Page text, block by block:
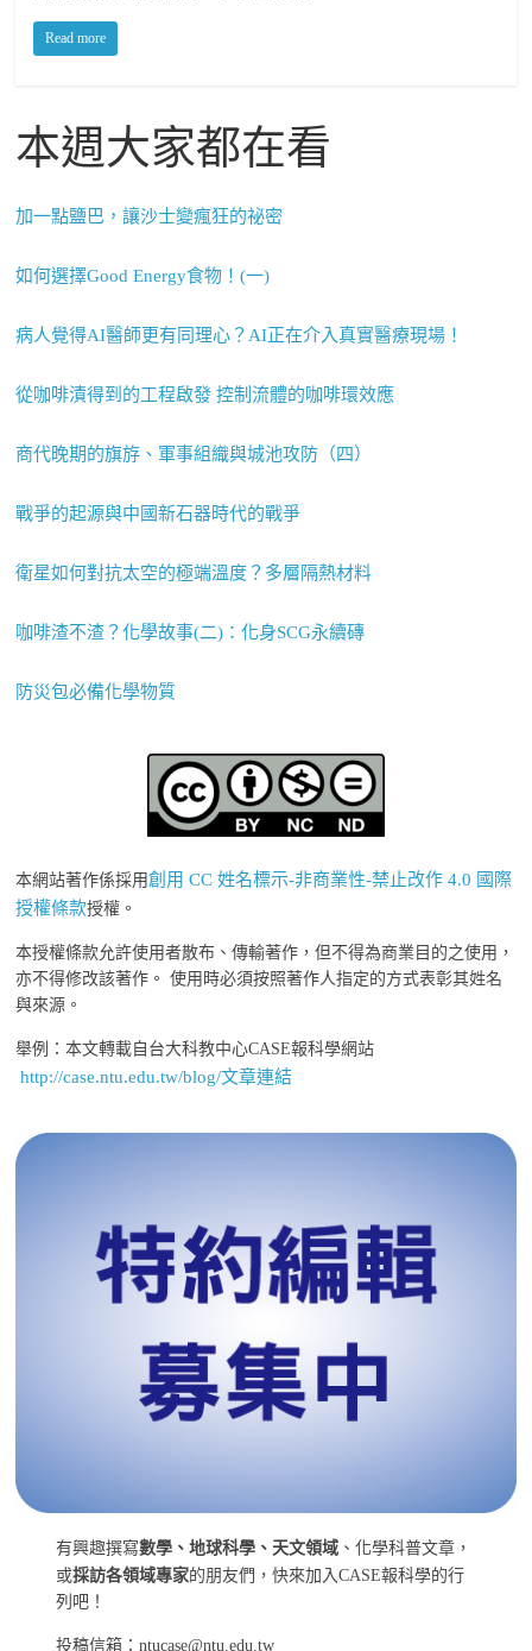
Read more
本週大家都在看
加一點鹽巴，讓沙士變瘋狂的祕密
如何選擇Good Energy食物！(一)
病人覺得AI醫師更有同理心？AI正在介入真實醫療現場！
從咖啡漬得到的工程啟發 控制流體的咖啡環效應
商代晚期的旗斿、軍事組織與城池攻防（四）
戰爭的起源與中國新石器時代的戰爭
衛星如何對抗太空的極端溫度？多層隔熱材料
咖啡渣不渣？化學故事(二)：化身SCG永續磚
防災包必備化學物質
本網站著作係採用創用 CC 姓名標示-非商業性-禁止改作 4.0 國際
授權條款授權。
本授權條款允許使用者散布、傳輸著作，但不得為商業目的之使用，
亦不得修改該著作。 使用時必須按照著作人指定的方式表彰其姓名
與來源。
舉例：本文轉載自台大科教中心CASE報科學網站
http://case.ntu.edu.tw/blog/文章連結
有興趣撰寫數學、地球科學、天文領域 、化學科普文章，
或採訪各領域專家的朋友們，快來加入CASE報科學的行
列吧！
投稿信箱：ntucase@ntu.edu.tw